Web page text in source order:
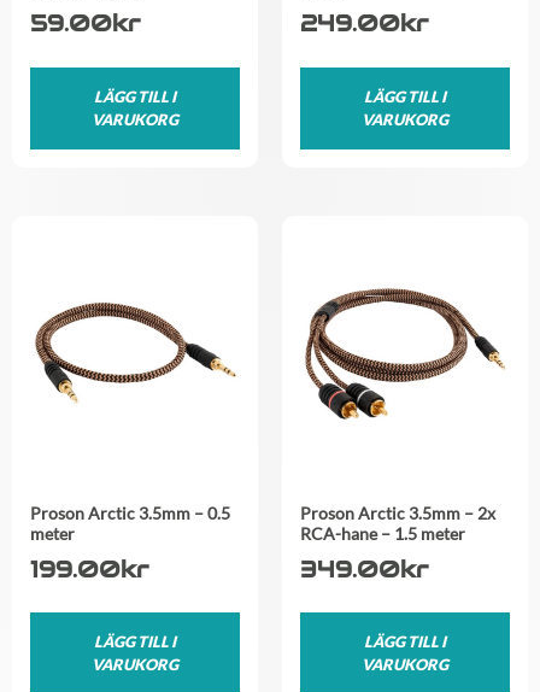
59.00kr
LÄGG TILL I
VARUKORG
249.00kr
LÄGG TILL I
VARUKORG
Proson Arctic 3.5mm – 0.5
meter
199.00kr
LÄGG TILL I
VARUKORG
Proson Arctic 3.5mm – 2x
RCA-hane – 1.5 meter
349.00kr
LÄGG TILL I
VARUKORG